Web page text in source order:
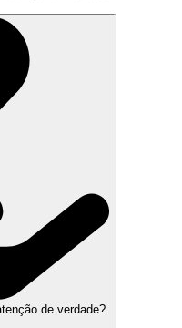
de verdade?